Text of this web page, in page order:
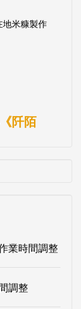
地米糠製作
阡陌
業時間調整
調整